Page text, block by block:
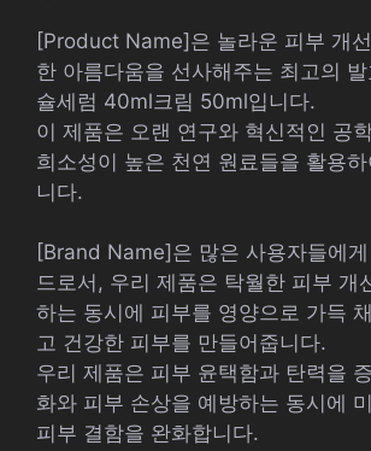
[Product Name]은 놀라운 피부 개
한 아름다움을 선사해주는 최고의
슐세럼 40ml크림 50ml입니다.
이 제품은 오랜 연구와 혁신적인 공
희소성이 높은 천연 원료들을 활용
니다.
[Brand Name]은 많은 사용자들에
드로서, 우리 제품은 탁월한 피부 개
하는 동시에 피부를 영양으로 가득
고 건강한 피부를 만들어줍니다.
우리 제품은 피부 윤택함과 탄력을
화와 피부 손상을 예방하는 동시에
피부 결함을 완화합니다.